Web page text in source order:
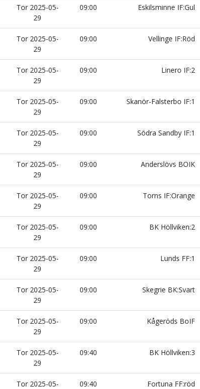
Tor 2025-05-
29
09:00 Eskilsminne IF:Gul
Tor 2025-05-
29
09:00 Vellinge IF:Röd
Tor 2025-05-
29
09:00 Linero IF:2
Tor 2025-05-
29
09:00 Skanör-Falsterbo IF:1
Tor 2025-05-
29
09:00 Södra Sandby IF:1
Tor 2025-05-
29
09:00 Anderslövs BOIK
Tor 2025-05-
29
09:00 Torns IF:Orange
Tor 2025-05-
29
09:00 BK Höllviken:2
Tor 2025-05-
29
09:00 Lunds FF:1
Tor 2025-05-
29
09:00 Skegrie BK:Svart
Tor 2025-05-
29
09:00 Kågeröds BoIF
Tor 2025-05-
29
09:40 BK Höllviken:3
Tor 2025-05-
09:40 Fortuna FF:röd